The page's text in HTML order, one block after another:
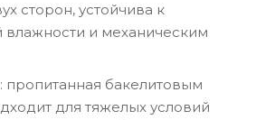
сторон, устойчива к
и механическим
пропитанная бакелитовым
для тяжелых условий